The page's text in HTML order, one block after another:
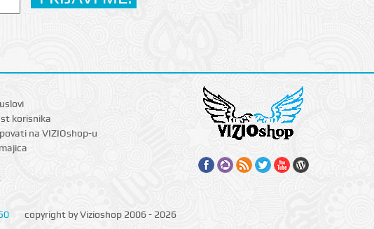
korisnika
na VIZIOshop-u
copyright by Vizioshop 2006 - 2026